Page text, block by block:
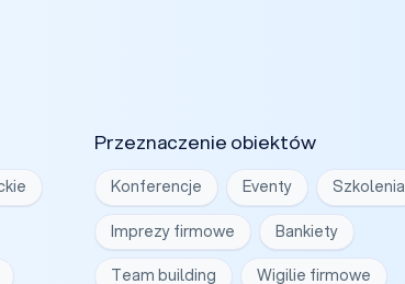
Przeznaczenie obiektów
Konferencje Eventy Szkolenia
Imprezy firmowe Bankiety
Team building Wigilie firmowe